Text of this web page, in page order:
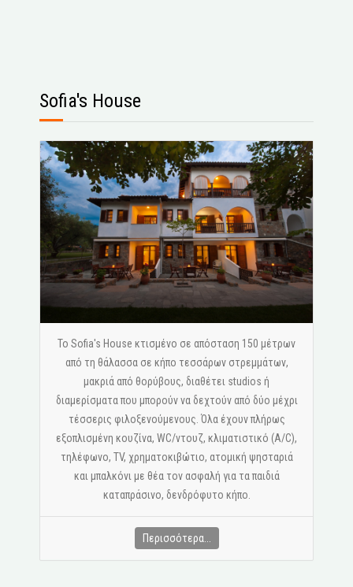
Sofia's House
Το Sofia's House κτισμένο σε απόσταση 150 μέτρων
από τη θάλασσα σε κήπο τεσσάρων στρεμμάτων,
μακριά από θορύβους, διαθέτει studios ή
διαμερίσματα που μπορούν να δεχτούν από δύο μέχρι
τέσσερις φιλοξενούμενους. Όλα έχουν πλήρως
εξοπλισμένη κουζίνα, WC/ντουζ, κλιματιστικό (A/C),
τηλέφωνο, ΤV, χρηματοκιβώτιο, ατομική ψησταριά
και μπαλκόνι με θέα τον ασφαλή για τα παιδιά
καταπράσινο, δενδρόφυτο κήπο.
Περισσότερα...